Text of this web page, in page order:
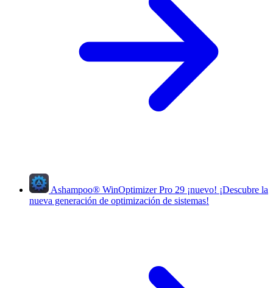
Ashampoo® WinOptimizer Pro 29 ¡nuevo! ¡Descubre la
nueva generación de optimización de sistemas!